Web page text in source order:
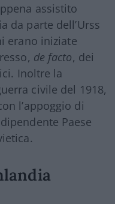
assistito
da parte dell’Urss
erano iniziate
de facto, dei
Inoltre la
civile del 1918,
l’appoggio di
Paese